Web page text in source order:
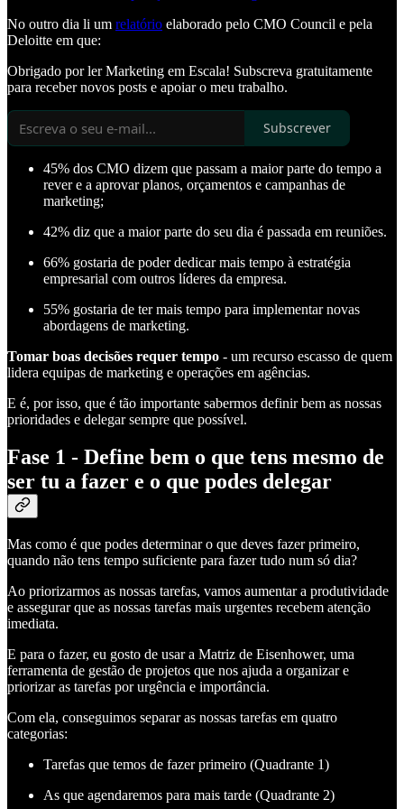
No outro dia li um relatório elaborado pelo CMO Council e pela
Deloitte em que:
Obrigado por ler Marketing em Escala! Subscreva gratuitamente
para receber novos posts e apoiar o meu trabalho.
Subscrever
45% dos CMO dizem que passam a maior parte do tempo a
rever e a aprovar planos, orçamentos e campanhas de
marketing;
42% diz que a maior parte do seu dia é passada em reuniões.
66% gostaria de poder dedicar mais tempo à estratégia
empresarial com outros líderes da empresa.
55% gostaria de ter mais tempo para implementar novas
abordagens de marketing.
Tomar boas decisões requer tempo - um recurso escasso de quem
lidera equipas de marketing e operações em agências.
E é, por isso, que é tão importante sabermos definir bem as nossas
prioridades e delegar sempre que possível.
Fase 1 - Define bem o que tens mesmo de
ser tu a fazer e o que podes delegar
Mas como é que podes determinar o que deves fazer primeiro,
quando não tens tempo suficiente para fazer tudo num só dia?
Ao priorizarmos as nossas tarefas, vamos aumentar a produtividade
e assegurar que as nossas tarefas mais urgentes recebem atenção
imediata.
E para o fazer, eu gosto de usar a Matriz de Eisenhower, uma
ferramenta de gestão de projetos que nos ajuda a organizar e
priorizar as tarefas por urgência e importância.
Com ela, conseguimos separar as nossas tarefas em quatro
categorias:
Tarefas que temos de fazer primeiro (Quadrante 1)
As que agendaremos para mais tarde (Quadrante 2)